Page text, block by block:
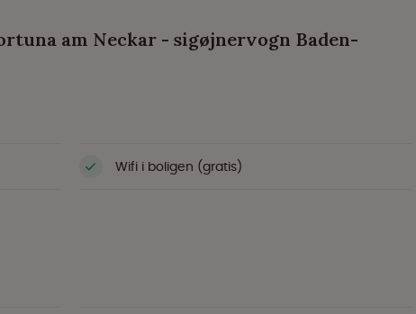
am Neckar - sigøjnervogn Baden-
Wifi i boligen (gratis)